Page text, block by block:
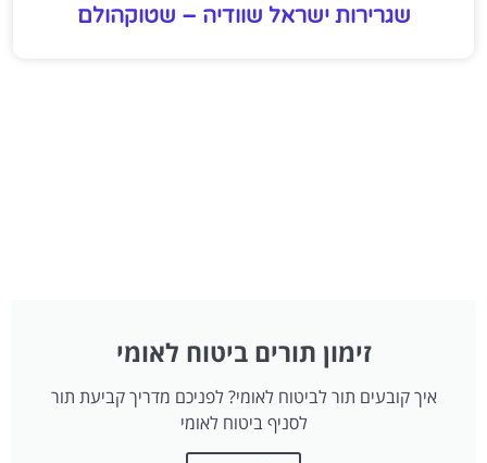
שגרירות ישראל שוודיה – שטוקהולם
זימון תורים ביטוח לאומי
איך קובעים תור לביטוח לאומי? לפניכם מדריך קביעת תור
לסניף ביטוח לאומי